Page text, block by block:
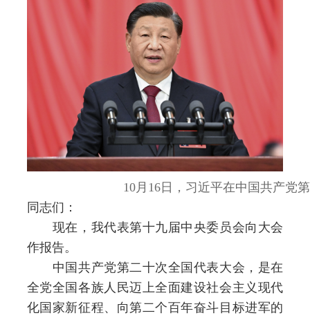
10月16日，习近平在中国共产党
同志们：
现在，我代表第十九届中央委员会向大会
作报告。
中国共产党第二十次全国代表大会，是在
全党全国各族人民迈上全面建设社会主义现代
化国家新征程、向第二个百年奋斗目标进军的